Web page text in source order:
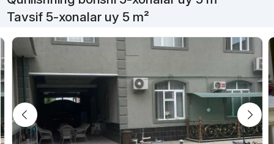
Tavsif 5-xonalar uy 5 m²